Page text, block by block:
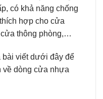
có khả năng chống
hợp cho cửa
thông phòng,…
bài viết dưới đây để
về dòng cửa nhựa